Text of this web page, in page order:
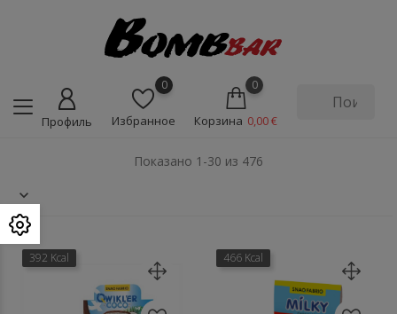
Профиль
0
Избранное
0
Корзина 0,00 €
Показано 1-30 из 476
392 Kcal 466 Kcal